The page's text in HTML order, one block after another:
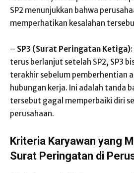
SP2 menunjukkan bahwa
memperhatikan kesalahan
– SP3 (Surat Peringatan Ketiga)
terus berlanjut setelah SP2, SP3
terakhir sebelum pemberhentian
hubungan kerja. Ini adalah tanda
tersebut gagal memperbaiki diri
perusahaan.
Kriteria Karyawan yang
Surat Peringatan di